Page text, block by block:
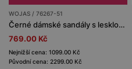
WOJAS / 76267-51
Černé dámské sandály s lesklou texturou
769.00 Kč
Nejnižší cena: 1099.00 Kč
Původní cena: 2299.00 Kč